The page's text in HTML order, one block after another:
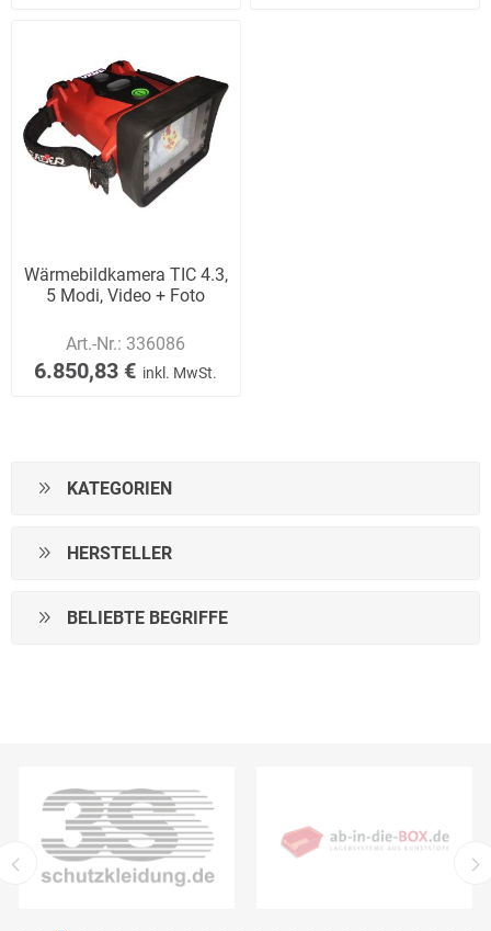
Wärmebildkamera TIC 4.3,
5 Modi, Video + Foto
Art.-Nr.: 336086
6.850,83 € inkl. MwSt.
KATEGORIEN
HERSTELLER
BELIEBTE BEGRIFFE